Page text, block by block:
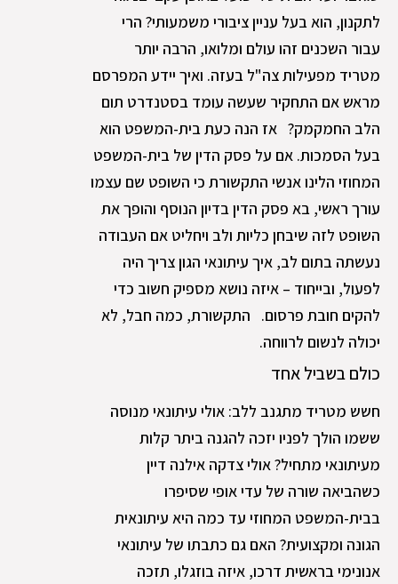
לתקנון, הוא בעל עניין ציבורי משמעותי? הרי
עבור השכנים זהו עולם ומלואו, הרבה יותר
מטריד מפעילות צה"ל בעזה. ואיך יידע המפרסם
מראש אם התחקיר שעשה עומד בסטנדרט תום
הלב החמקמק? אז הנה כעת בית-המשפט הוא
בעל הסמכות. אם על פסק הדין של בית-המשפט
המחוזי הלינו אנשי התקשורת כי השופט שם עצמו
עורך ראשי, בא פסק הדין בדיון הנוסף והופך את
השופט לזה שיבחן כליות ולב ויחליט אם העבודה
נעשתה בתום לב, איך עיתונאי הגון צריך היה
לפעול, ובייחוד – איזה נושא מספיק חשוב כדי
להקים חובת פרסום. התקשורת, כמה חבל, לא
יכולה לנשום לרווחה.
כולם בשביל אחד
חשש מטריד מתגנב ללב: אולי עיתונאי מנוסה
ששמו הולך לפניו יזכה להגנה ביתר קלות
מעיתונאי מתחיל? אולי צדקה אילנה דיין
כשהביאה שורה של עדי אופי שסיפרו
בבית-המשפט המחוזי עד כמה היא עיתונאית
הגונה ומקצועית? האם גם כתבתו של עיתונאי
אנונימי בראשית דרכו, איזה בוזגלו, תזכה